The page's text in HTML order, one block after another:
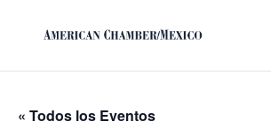
« Todos los Eventos